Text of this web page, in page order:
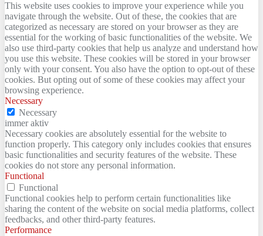
This website uses cookies to improve your experience while you
navigate through the website. Out of these, the cookies that are
categorized as necessary are stored on your browser as they are
essential for the working of basic functionalities of the website. We
also use third-party cookies that help us analyze and understand how
you use this website. These cookies will be stored in your browser
only with your consent. You also have the option to opt-out of these
cookies. But opting out of some of these cookies may affect your
browsing experience.
Necessary
Necessary
immer aktiv
Necessary cookies are absolutely essential for the website to
function properly. This category only includes cookies that ensures
basic functionalities and security features of the website. These
cookies do not store any personal information.
Functional
Functional
Functional cookies help to perform certain functionalities like
sharing the content of the website on social media platforms, collect
feedbacks, and other third-party features.
Performance